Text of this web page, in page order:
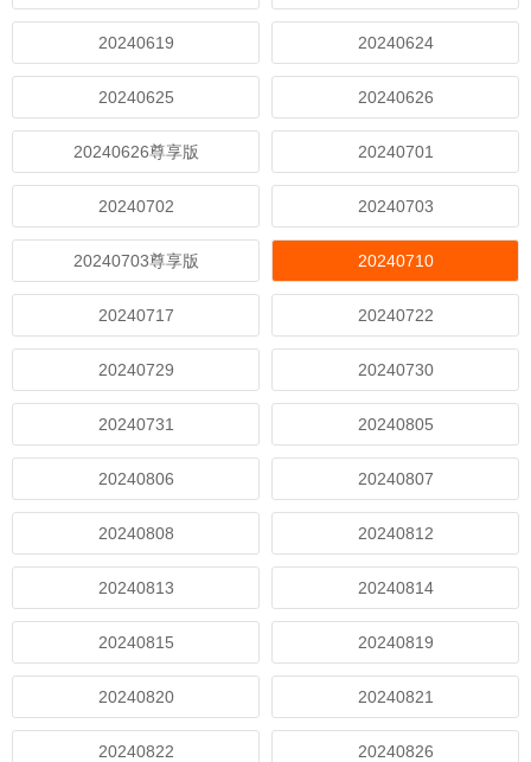
20240619 20240624
20240625 20240626
20240626尊享版 20240701
20240702 20240703
20240703尊享版 20240710
20240717 20240722
20240729 20240730
20240731 20240805
20240806 20240807
20240808 20240812
20240813 20240814
20240815 20240819
20240820 20240821
20240822 20240826